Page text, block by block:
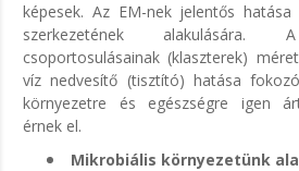
képesek. Az EM-nek jelentős
szerkezetének
csoportosulásainak (klaszterek)
víz nedvesítő (tisztító) hatása
környezetre és egészségre igen
érnek el.
Mikrobiális környezetünk